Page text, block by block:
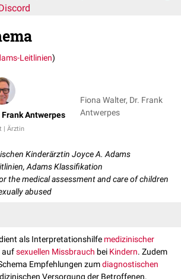
Leitlinien)
Frank Antwerpes
| Ärztin
Fiona Walter, Dr. Frank
Antwerpes
Kinderärztin Joyce A. Adams
Adams Klassifikation
the medical assessment and care of children
abused
als Interpretationshilfe medizinischer
aufsexuellen Missbrauch bei Kindern. Zudem
Empfehlungen zumdiagnostischen
Versorgung der Betroffenen.